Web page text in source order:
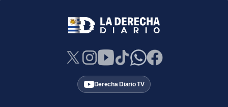
Derecha Diario TV